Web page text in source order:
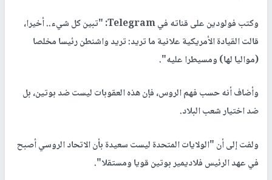
وكتب فولودين على قناته في Telegram: "تبين كل شيء.. أخيرا،
قالت القيادة الأمريكية علانية ما تريد: تريد واشنطن رئيسا مخلصا
(مواليا لها) ومسيطرا عليه".
وأضاف أنه حسب فهم الروس، فإن هذه العقوبات ليست ضد بوتين، بل
ضد اختيار شعب البلاد.
ولفت إلى أن "الولايات المتحدة ليست سعيدة بأن الاتحاد الروسي أصبح
في عهد الرئيس فلاديمير بوتين قويا ومستقلا".